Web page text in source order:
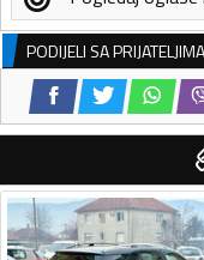
PODIJELI SA PRIJATELJIMA